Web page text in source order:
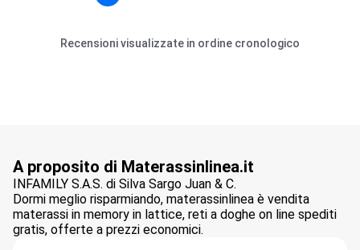
Recensioni visualizzate in ordine cronologico
A proposito di Materassinlinea.it
INFAMILY S.A.S. di Silva Sargo Juan & C.
Dormi meglio risparmiando, materassinlinea è vendita
materassi in memory in lattice, reti a doghe on line spediti
gratis, offerte a prezzi economici.